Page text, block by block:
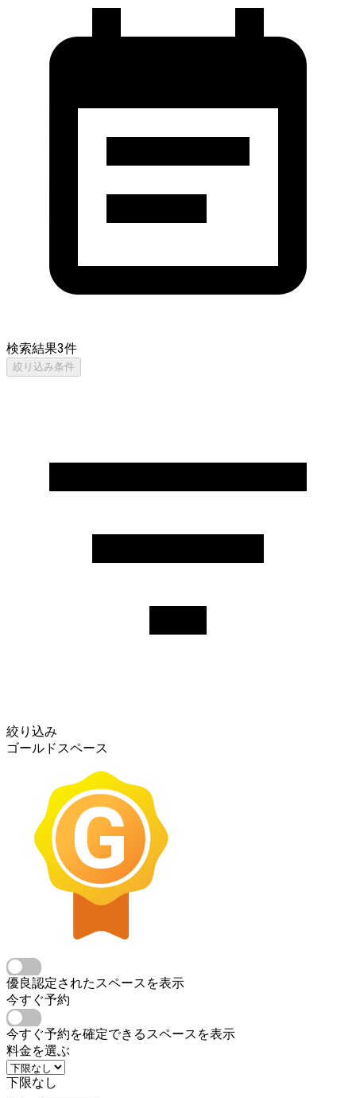
検索結果3件
絞り込み条件
絞り込み
ゴールドスペース
優良認定されたスペースを表示
今すぐ予約
今すぐ予約を確定できるスペースを表示
料金を選ぶ
下限なし